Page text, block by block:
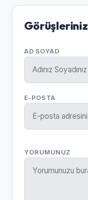
AD SOYAD
E-POSTA
YORUMUNUZ